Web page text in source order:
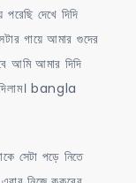
দেখে দিদি
গায়ে আমার গুদের
আমি আমার দিদি
দিলাম। bangla
সেটা পড়ে নিতে